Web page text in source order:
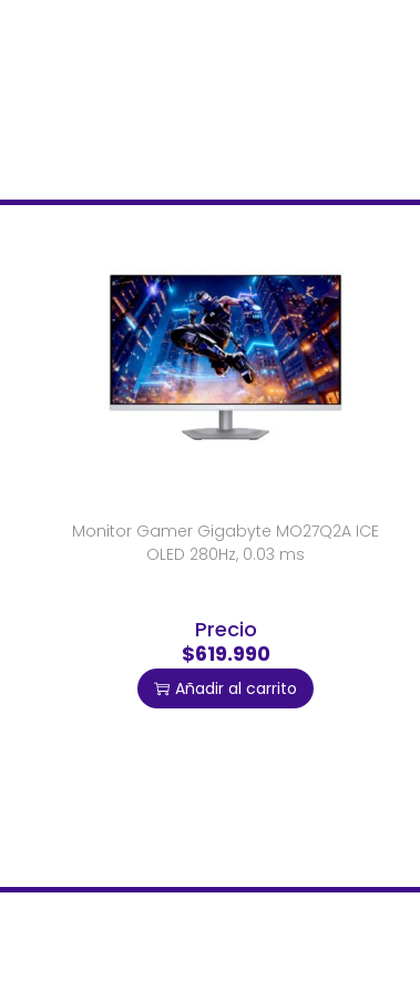
Monitor Gamer Gigabyte MO27Q2A ICE
OLED 280Hz, 0.03 ms
Precio
$619.990
Añadir al carrito